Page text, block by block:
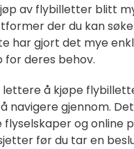
av flybilletter blitt
der du kan
har gjort det mye
for deres behov.
å kjøpe
navigere gjennom.
og
før du tar en